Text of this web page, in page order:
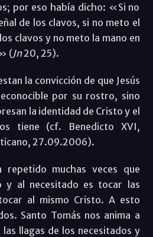
por eso había dicho: «Si no
de los clavos, si no meto el
clavos y no meto la mano en
(Jn20, 25).
la convicción de que Jesús
por su rostro, sino
la identidad de Cristo y el
tiene (cf. Benedicto XVI,
27.09.2006).
repetido muchas veces que
y al necesitado es tocar las
al mismo Cristo. A esto
Santo Tomás nos anima a
llagas de los necesitados y